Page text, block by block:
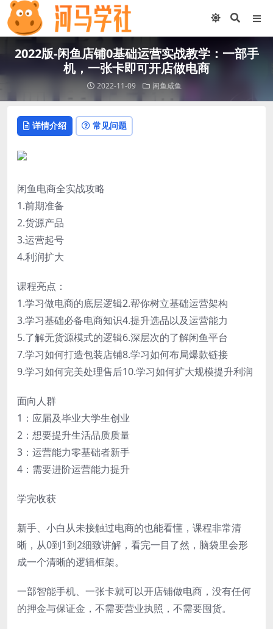
2022版-闲鱼店铺0基础运营实战教学：一部手
机，一张卡即可开店做电商
2022-11-09 闲鱼咸鱼
详情介绍 常见问题
闲鱼电商全实战攻略
1.前期准备
2.货源产品
3.运营起号
4.利润扩大
课程亮点：
1.学习做电商的底层逻辑2.帮你树立基础运营架构
3.学习基础必备电商知识4.提升选品以及运营能力
5.了解无货源模式的逻辑6.深层次的了解闲鱼平台
7.学习如何打造包装店铺8.学习如何布局爆款链接
9.学习如何完美处理售后10.学习如何扩大规模提升利润
面向人群
1：应届及毕业大学生创业
2：想要提升生活品质质量
3：运营能力零基础者新手
4：需要进阶运营能力提升
学完收获
新手、小白从未接触过电商的也能看懂，课程非常清
晰，从0到1到2细致讲解，看完一目了然，脑袋里会形
成一个清晰的逻辑框架。
一部智能手机、一张卡就可以开店铺做电商，没有任何
的押金与保证金，不需要营业执照，不需要囤货。